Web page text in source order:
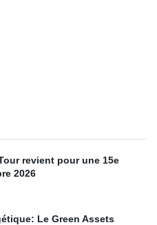
revient pour une 15e
2026
Le Green Assets